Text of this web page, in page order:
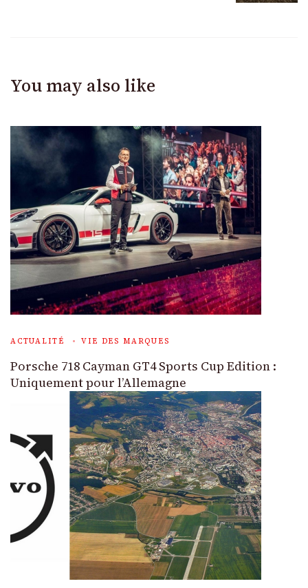
You may also like
ACTUALITÉ VIE DES MARQUES
Porsche 718 Cayman GT4 Sports Cup Edition :
Uniquement pour l’Allemagne